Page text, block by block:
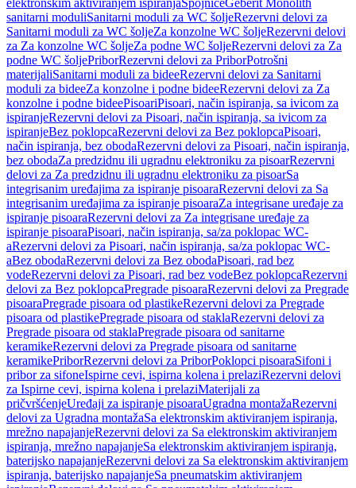
elektronskim aktiviranjem ispiranjaSpojniceGeberit Monolith
sanitarni moduliSanitarni moduli za WC šoljeRezervni delovi za
Sanitarni moduli za WC šoljeZa konzolne WC šoljeRezervni delovi
za Za konzolne WC šoljeZa podne WC šoljeRezervni delovi za Za
podne WC šoljePriborRezervni delovi za PriborPotrošni
materijaliSanitarni moduli za bideeRezervni delovi za Sanitarni
moduli za bideeZa konzolne i podne bideeRezervni delovi za Za
konzolne i podne bideePisoariPisoari, način ispiranja, sa ivicom za
ispiranjeRezervni delovi za Pisoari, način ispiranja, sa ivicom za
ispiranjeBez poklopcaRezervni delovi za Bez poklopcaPisoari,
način ispiranja, bez obodaRezervni delovi za Pisoari, način ispiranja,
bez obodaZa predzidnu ili ugradnu elektroniku za pisoarRezervni
delovi za Za predzidnu ili ugradnu elektroniku za pisoarSa
integrisanim uređajima za ispiranje pisoaraRezervni delovi za Sa
integrisanim uređajima za ispiranje pisoaraZa integrisane uređaje za
ispiranje pisoaraRezervni delovi za Za integrisane uređaje za
ispiranje pisoaraPisoari, način ispiranja, sa/za poklopac WC-
aRezervni delovi za Pisoari, način ispiranja, sa/za poklopac WC-
aBez obodaRezervni delovi za Bez obodaPisoari, rad bez
vodeRezervni delovi za Pisoari, rad bez vodeBez poklopcaRezervni
delovi za Bez poklopcaPregrade pisoaraRezervni delovi za Pregrade
pisoaraPregrade pisoara od plastikeRezervni delovi za Pregrade
pisoara od plastikePregrade pisoara od staklaRezervni delovi za
Pregrade pisoara od staklaPregrade pisoara od sanitarne
keramikeRezervni delovi za Pregrade pisoara od sanitarne
keramikePriborRezervni delovi za PriborPoklopci pisoaraSifoni i
pribor za sifoneIspirne cevi, ispirna kolena i prelaziRezervni delovi
za Ispirne cevi, ispirna kolena i prelaziMaterijali za
pričvršćenjeUređaji za ispiranje pisoaraUgradna montažaRezervni
delovi za Ugradna montažaSa elektronskim aktiviranjem ispiranja,
mrežno napajanjeRezervni delovi za Sa elektronskim aktiviranjem
ispiranja, mrežno napajanjeSa elektronskim aktiviranjem ispiranja,
baterijsko napajanjeRezervni delovi za Sa elektronskim aktiviranjem
ispiranja, baterijsko napajanjeSa pneumatskim aktiviranjem